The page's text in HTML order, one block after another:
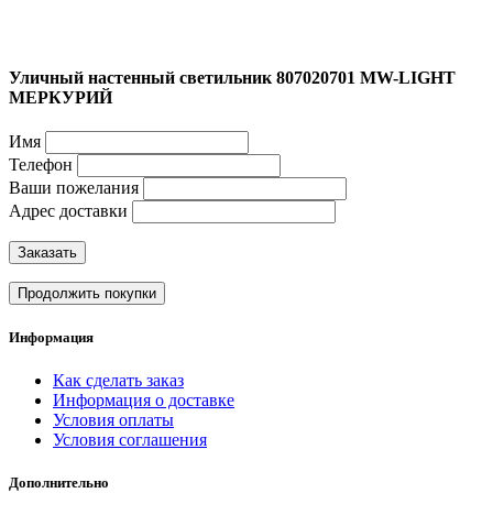
Уличный настенный светильник 807020701 MW-LIGHT
МЕРКУРИЙ
Имя
Телефон
Ваши пожелания
Адрес доставки
Заказать
Продолжить покупки
Информация
Как сделать заказ
Информация о доставке
Условия оплаты
Условия соглашения
Дополнительно